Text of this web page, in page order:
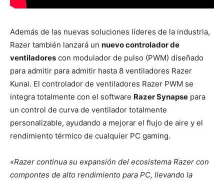
Además de las nuevas soluciones líderes de la industria,
Razer también lanzará un nuevo controlador de
ventiladores con modulador de pulso (PWM) diseñado
para admitir para admitir hasta 8 ventiladores Razer
Kunai. El controlador de ventiladores Razer PWM se
integra totalmente con el software Razer Synapse para
un control de curva de ventilador totalmente
personalizable, ayudando a mejorar el flujo de aire y el
rendimiento térmico de cualquier PC gaming.
«Razer continua su expansión del ecosistema Razer con
compontes de alto rendimiento para PC, llevando la